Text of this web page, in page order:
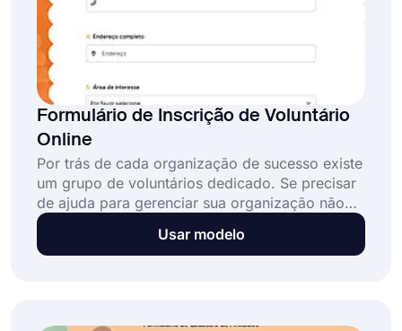
Formulário de Inscrição de Voluntário
Online
Por trás de cada organização de sucesso existe
um grupo de voluntários dedicado. Se precisar
de ajuda para gerenciar sua organização não
governamental ou evento, você pode registrar
voluntários com o serviço de nosso modelo de
informações de contato e disponibilidade,
Usar modelo